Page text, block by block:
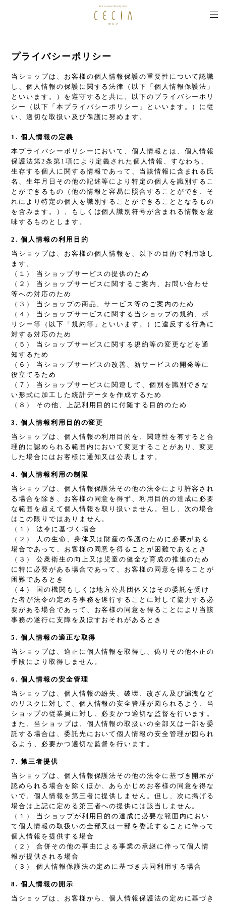
プライバシーポリシー
当ショップは、お客様の個人情報保護の重要性について認識
し、個人情報の保護に関する法律（以下「個人情報保護法」
といいます。）を遵守すると共に、以下のプライバシーポリ
シー（以下「本プライバシーポリシー」といいます。）に従
い、適切な取扱い及び保護に努めます。
1. 個人情報の定義
本プライバシーポリシーにおいて、個人情報とは、個人情報
保護法第2条第1項により定義された個人情報、すなわち、
生存する個人に関する情報であって、当該情報に含まれる氏
名、生年月日その他の記述等により特定の個人を識別するこ
とができるもの（他の情報と容易に照合することができ、そ
れにより特定の個人を識別することができることとなるもの
を含みます。）、もしくは個人識別符号が含まれる情報を意
味するものとします。
2. 個人情報の利用目的
当ショップは、お客様の個人情報を、以下の目的で利用致し
ます。
（１） 当ショップサービスの提供のため
（２） 当ショップサービスに関するご案内、お問い合わせ
等への対応のため
（３） 当ショップの商品、サービス等のご案内のため
（４） 当ショップサービスに関する当ショップの規約、ポ
リシー等（以下「規約等」といいます。）に違反する行為に
対する対応のため
（５） 当ショップサービスに関する規約等の変更などを通
知するため
（６） 当ショップサービスの改善、新サービスの開発等に
役立てるため
（７） 当ショップサービスに関連して、個別を識別できな
い形式に加工した統計データを作成するため
（８） その他、上記利用目的に付随する目的のため
3. 個人情報利用目的の変更
当ショップは、個人情報の利用目的を、関連性を有すると合
理的に認められる範囲内において変更することがあり、変更
した場合にはお客様に通知又は公表します。
4. 個人情報利用の制限
当ショップは、個人情報保護法その他の法令により許容され
る場合を除き、お客様の同意を得ず、利用目的の達成に必要
な範囲を超えて個人情報を取り扱いません。但し、次の場合
はこの限りではありません。
（１） 法令に基づく場合
（２） 人の生命、身体又は財産の保護のために必要がある
場合であって、お客様の同意を得ることが困難であるとき
（３） 公衆衛生の向上又は児童の健全な育成の推進のため
に特に必要がある場合であって、お客様の同意を得ることが
困難であるとき
（４） 国の機関もしくは地方公共団体又はその委託を受け
た者が法令の定める事務を遂行することに対して協力する必
要がある場合であって、お客様の同意を得ることにより当該
事務の遂行に支障を及ぼすおそれがあるとき
5. 個人情報の適正な取得
当ショップは、適正に個人情報を取得し、偽りその他不正の
手段により取得しません。
6. 個人情報の安全管理
当ショップは、個人情報の紛失、破壊、改ざん及び漏洩など
のリスクに対して、個人情報の安全管理が図られるよう、当
ショップの従業員に対し、必要かつ適切な監督を行います。
また、当ショップは、個人情報の取扱いの全部又は一部を委
託する場合は、委託先において個人情報の安全管理が図られ
るよう、必要かつ適切な監督を行います。
7. 第三者提供
当ショップは、個人情報保護法その他の法令に基づき開示が
認められる場合を除くほか、あらかじめお客様の同意を得な
いで、個人情報を第三者に提供しません。但し、次に掲げる
場合は上記に定める第三者への提供には該当しません。
（１） 当ショップが利用目的の達成に必要な範囲内におい
て個人情報の取扱いの全部又は一部を委託することに伴って
個人情報を提供する場合
（２） 合併その他の事由による事業の承継に伴って個人情
報が提供される場合
（３） 個人情報保護法の定めに基づき共同利用する場合
8. 個人情報の開示
当ショップは、お客様から、個人情報保護法の定めに基づき